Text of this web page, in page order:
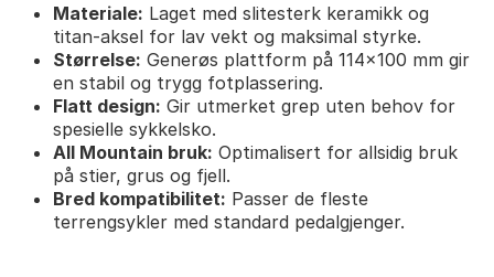
Materiale: Laget med slitesterk keramikk og
titan-aksel for lav vekt og maksimal styrke.
Størrelse: Generøs plattform på 114x100 mm gir
en stabil og trygg fotplassering.
Flatt design: Gir utmerket grep uten behov for
spesielle sykkelsko.
All Mountain bruk: Optimalisert for allsidig bruk
på stier, grus og fjell.
Bred kompatibilitet: Passer de fleste
terrengsykler med standard pedalgjenger.